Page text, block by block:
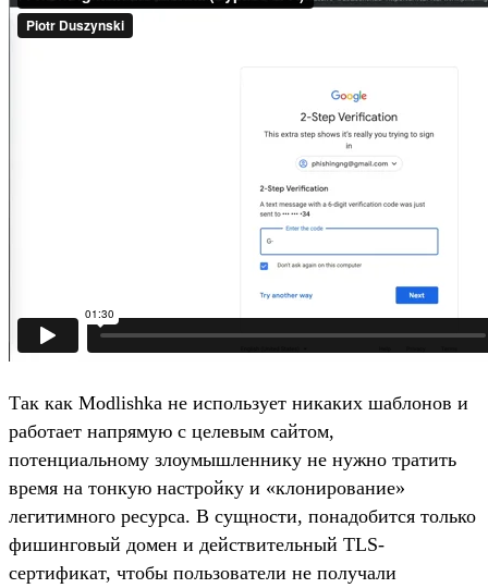
Так как Modlishka не использует никаких шаблонов и
работает напрямую с целевым сайтом,
потенциальному злоумышленнику не нужно тратить
время на тонкую настройку и «клонирование»
легитимного ресурса. В сущности, понадобится только
фишинговый домен и действительный TLS-
сертификат, чтобы пользователи не получали